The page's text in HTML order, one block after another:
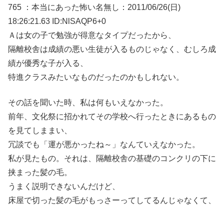
765 ：本当にあった怖い名無し：2011/06/26(日)
18:26:21.63 ID:NlSAQP6+0
Ａは女の子で勉強が得意なタイプだったから、
隔離校舎は成績の悪い生徒が入るものじゃなく、むしろ成
績が優秀な子が入る、
特進クラスみたいなものだったのかもしれない。
その話を聞いた時、私は何もいえなかった。
前年、文化祭に招かれてその学校へ行ったときにあるもの
を見てしままい、
冗談でも「運が悪かったね～」なんていえなかった。
私が見たもの。それは、隔離校舎の基礎のコンクリの下に
挟まった髪の毛。
うまく説明できないんだけど、
床屋で切った髪の毛がもっさーってしてるんじゃなくて、